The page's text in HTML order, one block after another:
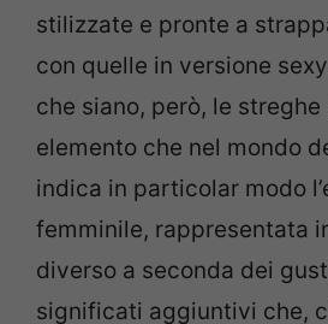
stilizzate e pronte a
con quelle in versione
che siano, però, le streghe
elemento che nel mondo
indica in particolar modo
femminile, rappresentata
diverso a seconda dei
significati aggiuntivi che,